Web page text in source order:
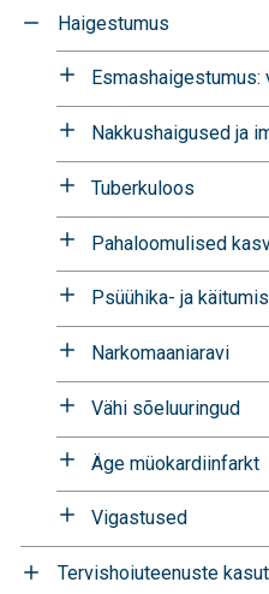
Haigestumus
Nakkushaigused ja
Tuberkuloos
Pahaloomulised
Psüühika- ja
Narkomaaniaravi
Vähi sõeluuringud
Äge müokardiinfarkt
Vigastused
Tervishoiuteenuste